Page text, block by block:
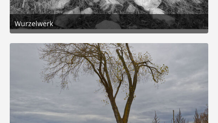
Wurzelwerk
13. November 2025 um 16:44
4